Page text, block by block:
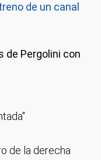
de un canal
de Pergolini con
de la derecha